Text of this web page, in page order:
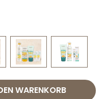
den
WARENKORB